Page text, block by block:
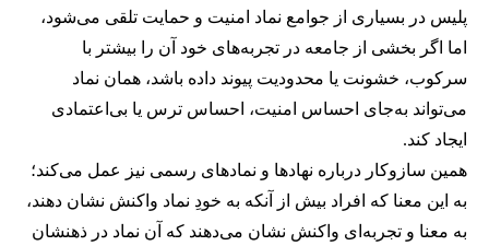
پلیس در بسیاری از جوامع نماد امنیت و حمایت تلقی می‌شود،
اما اگر بخشی از جامعه در تجربه‌های خود آن را بیشتر با
سرکوب، خشونت یا محدودیت پیوند داده باشد، همان نماد
می‌تواند به‌جای احساس امنیت، احساس ترس یا بی‌اعتمادی
ایجاد کند.
همین سازوکار درباره نهادها و نمادهای رسمی نیز عمل می‌کند؛
به این معنا که افراد بیش از آنکه به خودِ نماد واکنش نشان دهند،
به معنا و تجربه‌ای واکنش نشان می‌دهند که آن نماد در ذهنشان